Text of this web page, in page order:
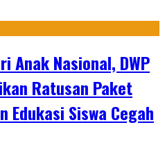
Anak Nasional, DWP
Ratusan Paket
Edukasi Siswa Cegah